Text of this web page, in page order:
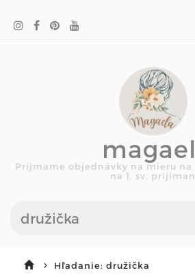
Príjmame objednávky na mieru na
na 1. sv.
Hľadanie: družička